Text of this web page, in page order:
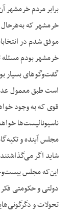
برابر مردم
خرمشهر که به‌هرحال
موفق شدم در
خرمشهر بودم
گفت‌وگوهای بسیار
است طبق معمول
قوی که به وجود
ناسیونالیست‌ها
مجلس آینده و
شاید اگر
دولتی و حکومتی
تحولات و